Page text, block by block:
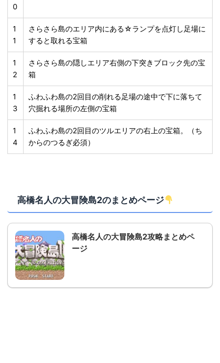
0
1
1
さらさら島のエリア内にある☆ランプを点灯し足場に
すると取れる宝箱
1
2
さらさら島の隠しエリア右側の下突きブロック先の宝
箱
1
3
ふわふわ島の2回目の削れる足場の途中で下に落ちて
穴掘れる場所の左側の宝箱
1
4
ふわふわ島の2回目のツルエリアの右上の宝箱。（ち
からのつるぎ必須）
高橋名人の大冒険島2のまとめページ
高橋名人の大冒険島2攻略まとめペ
ージ